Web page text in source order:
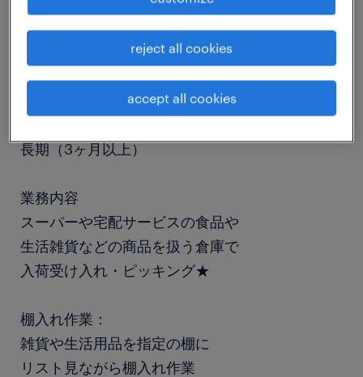
仕分け・ピッキング・梱包、倉庫管理、入出荷
長期（3ヶ月以上）
業務内容
スーパーや宅配サービスの食品や
生活雑貨などの商品を扱う倉庫で
入荷受け入れ・ピッキング★
棚入れ作業：
雑貨や生活用品を指定の棚に
リスト見ながら棚入れ作業
reject all cookies
accept all cookies